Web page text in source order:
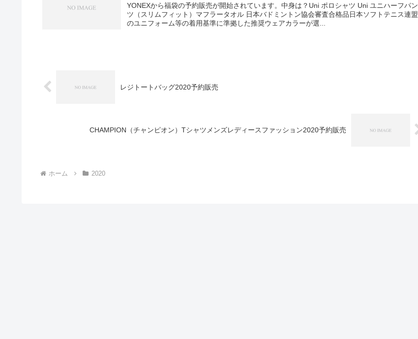
YONEXから福袋の予約販売が開始されています。中身は？Uni ポロシャツ Uni ユニハーフパン
ツ（スリムフィット）マフラータオル 日本バドミントン協会審査合格品日本ソフトテニス連盟
のユニフォーム等の着用基準に準拠した推奨ウェアカラーが選...
レジトートバッグ2020予約販売
CHAMPION（チャンピオン）Tシャツメンズレディースファッション2020予約販売
ホーム 2020